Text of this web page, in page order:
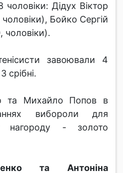
чоловіки: Дідух Віктор
Бойко Сергій
чоловіки).
завоювали 4
срібні.
та Михайло Попов в
вибороли для
нагороду - золото
та Антоніна